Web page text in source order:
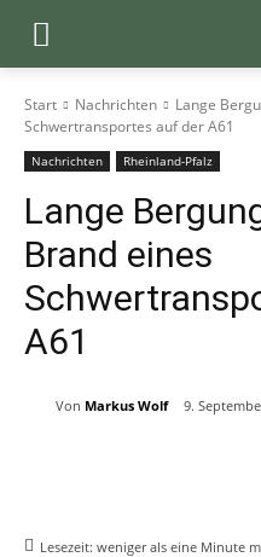
Start Nachrichten
Lange
Schwertransportes auf der A61
Nachrichten Rheinland-Pfalz
Lange
Brand eines
A61
Von Markus Wolf 9.
Lesezeit: weniger als eine Minute